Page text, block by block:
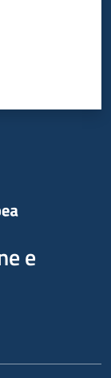
e